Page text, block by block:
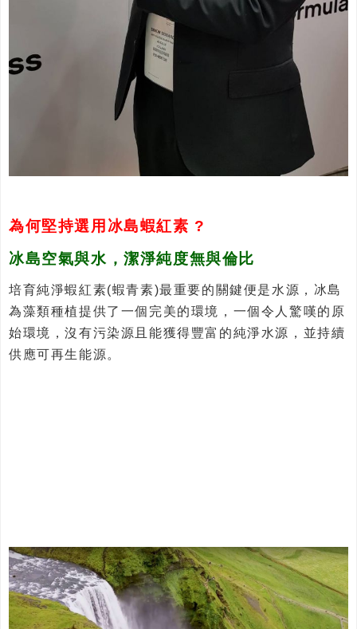
為何堅持選用冰島蝦紅素 ?
冰島空氣與水，潔淨純度無與倫比
培育純淨蝦紅素(蝦青素)最重要的關鍵便是水源，冰島
為藻類種植提供了一個完美的環境，一個令人驚嘆的原
始環境，沒有污染源且能獲得豐富的純淨水源，並持續
供應可再生能源。